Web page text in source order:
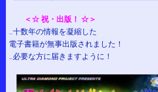
＜☆ 祝・出版！ ☆＞
…十数年の情報を凝縮した
電子書籍が無事出版されました！
…必要な方に届きますように！